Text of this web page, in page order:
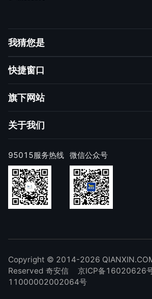
我猜您是
客户
合作伙伴
求职者
快捷窗口
如何购买
产品注册与激活
样本上报
奇安信天守安全软件
顽固病毒专杀工具
旗下网站
网神
技术研究院
威胁情报中心
补天漏洞响应平台
关于我们
公司简介
公司新闻
发展历程
进出口合规声明
95015服务热线 微信公众号
Copyright © 2014-2026
Reserved 奇安信
京ICP备16020626
11000002002064号